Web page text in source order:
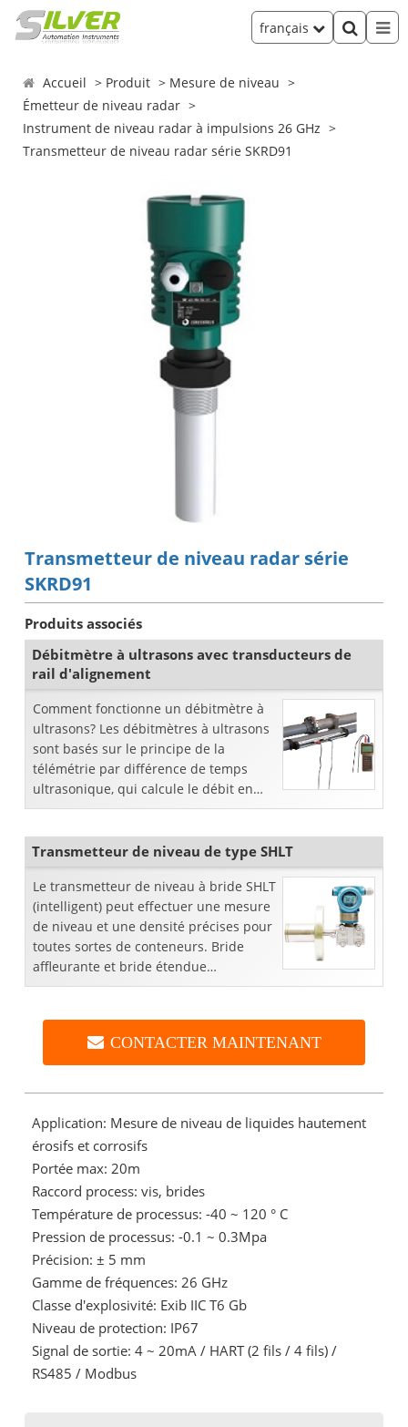
français
Accueil Produit
Mesure de niveau
Émetteur de niveau radar
Instrument de niveau radar à impulsions 26 GHz
Transmetteur de niveau radar série SKRD91
Transmetteur de niveau radar série
SKRD91
Produits associés
Débitmètre à ultrasons avec transducteurs de
rail d'alignement
Comment fonctionne un débitmètre à
ultrasons? Les débitmètres à ultrasons
sont basés sur le principe de la
télémétrie par différence de temps
ultrasonique, qui calcule le débit en
mesurant le temps de transit de
Transmetteur de niveau de type SHLT
Le transmetteur de niveau à bride SHLT
(intelligent) peut effectuer une mesure
de niveau et une densité précises pour
toutes sortes de conteneurs. Bride
affleurante et bride étendue
disponibles, bride 3 "ou 4", 1501b ou
CONTACTER MAINTENANT
Application: Mesure de niveau de liquides hautement
érosifs et corrosifs
Portée max: 20m
Raccord process: vis, brides
Température de processus: -40 ~ 120 ° C
Pression de processus: -0.1 ~ 0.3Mpa
Précision: ± 5 mm
Gamme de fréquences: 26 GHz
Classe d'explosivité: Exib IIC T6 Gb
Niveau de protection: IP67
Signal de sortie: 4 ~ 20mA / HART (2 fils / 4 fils) /
RS485 / Modbus